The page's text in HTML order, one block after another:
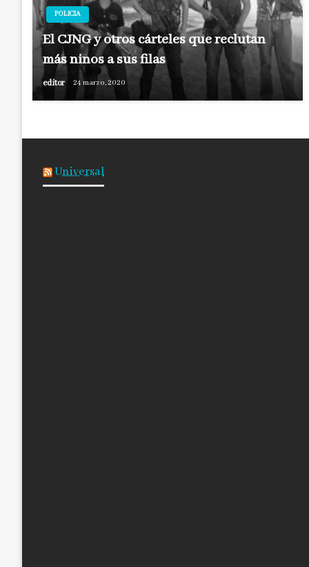
POLICIA
El CJNG y otros cárteles que reclutan
más niños a sus filas
editor 24 marzo, 2020
Universal